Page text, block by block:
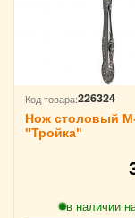
Код товара:226324
Нож столовый
"Тройка"
в наличии